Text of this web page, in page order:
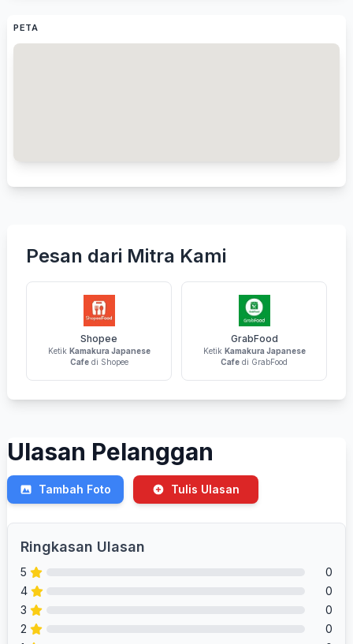
PETA
Pesan dari Mitra Kami
Shopee
Ketik Kamakura Japanese
Cafedi Shopee
GrabFood
Ketik Kamakura Japanese
Cafe di GrabFood
Ulasan Pelanggan
Tambah Foto Tulis Ulasan
Ringkasan Ulasan
5
0
4
0
3
0
2
0